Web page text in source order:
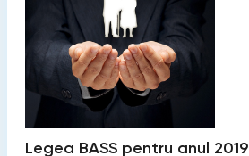
Legea BASS pentru anul 2019